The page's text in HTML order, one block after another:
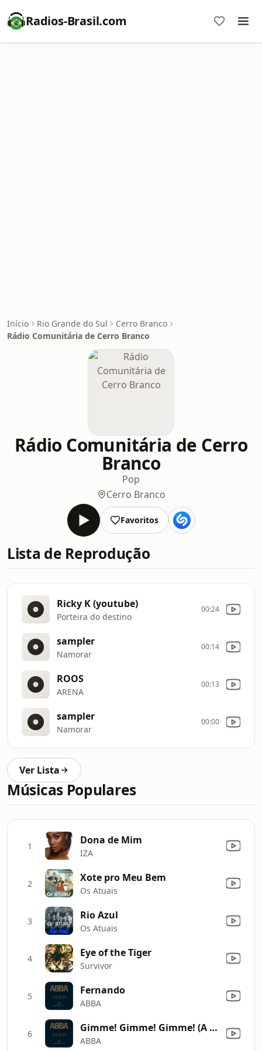
Radios-Brasil.com
Início Rio Grande do Sul
Cerro Branco
Rádio Comunitária de Cerro Branco
Rádio Comunitária de Cerro
Branco
Pop
Cerro Branco
Favoritos
Lista de Reprodução
Ricky K (youtube)
Porteira do destino
00:24
sampler
Namorar
00:14
ROOS
ARENA
00:13
sampler
Namorar
00:00
Ver Lista
Músicas Populares
1 Dona de Mim
IZA
2 Xote pro Meu Bem
Os Atuais
3 Rio Azul
Os Atuais
4 Eye of the Tiger
Survivor
5 Fernando
ABBA
6 Gimme! Gimme! Gimme! (A Man After Midnight)
ABBA